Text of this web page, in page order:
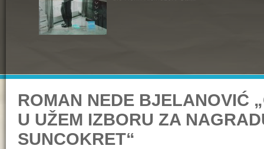
ROMAN NEDE BJELANOVIĆ
U UŽEM IZBORU ZA
SUNCOKRET“